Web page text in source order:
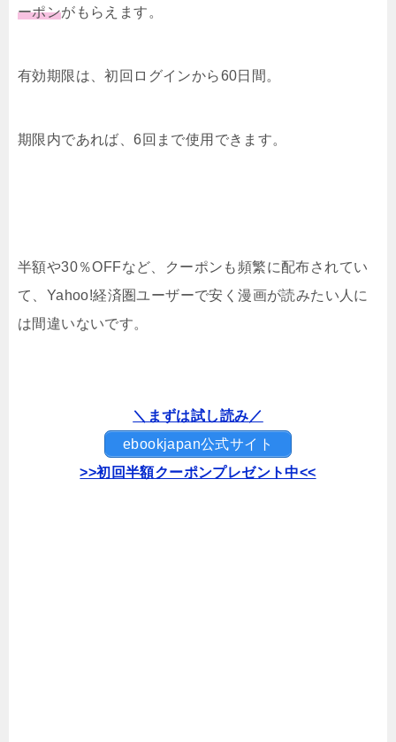
ーポンがもらえます。
有効期限は、初回ログインから60日間。
期限内であれば、6回まで使用できます。
半額や30％OFFなど、クーポンも頻繁に配布されてい
て、Yahoo!経済圏ユーザーで安く漫画が読みたい人に
は間違いないです。
＼まずは試し読み／
ebookjapan公式サイト
>>初回半額クーポンプレゼント中<<